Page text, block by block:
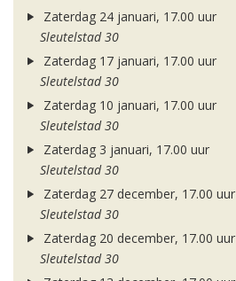
Zaterdag 24 januari, 17.00 uur
Sleutelstad 30
Zaterdag 17 januari, 17.00 uur
Sleutelstad 30
Zaterdag 10 januari, 17.00 uur
Sleutelstad 30
Zaterdag 3 januari, 17.00 uur
Sleutelstad 30
Zaterdag 27 december, 17.00 uur
Sleutelstad 30
Zaterdag 20 december, 17.00 uur
Sleutelstad 30